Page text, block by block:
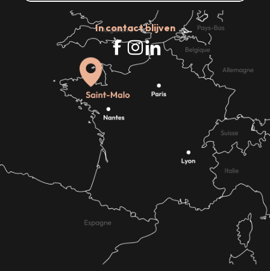
In contact blijven